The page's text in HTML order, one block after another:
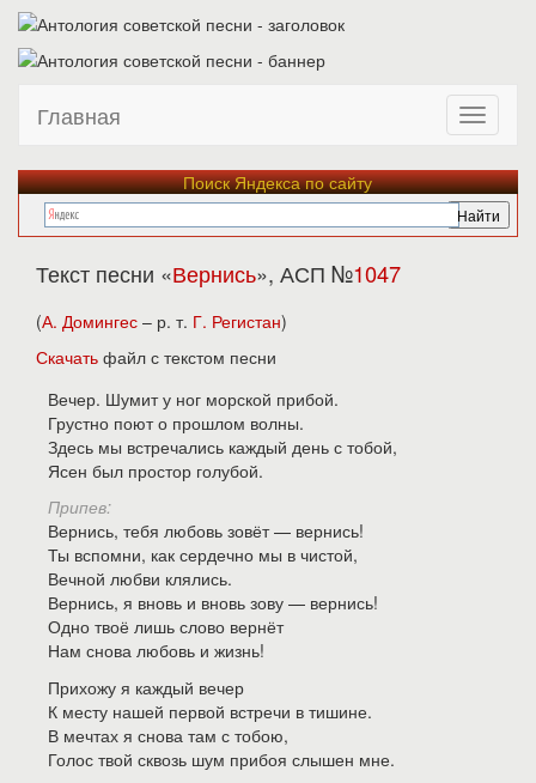
Главная
Поиск Яндекса по сайту
Текст песни «Вернись», АСП №1047
(А. Домингес – р. т. Г. Регистан)
Скачать файл с текстом песни
Вечер. Шумит у ног морской прибой.
Грустно поют о прошлом волны.
Здесь мы встречались каждый день с тобой,
Ясен был простор голубой.
Припев:
Вернись, тебя любовь зовёт — вернись!
Ты вспомни, как сердечно мы в чистой,
Вечной любви клялись.
Вернись, я вновь и вновь зову — вернись!
Одно твоё лишь слово вернёт
Нам снова любовь и жизнь!
Прихожу я каждый вечер
К месту нашей первой встречи в тишине.
В мечтах я снова там с тобою,
Голос твой сквозь шум прибоя слышен мне.